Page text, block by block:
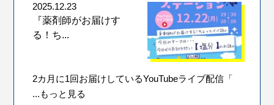
2025.12.23
『薬剤師がお届けす
る！ち...
2カ月に1回お届けしているYouTubeライブ配信「
...もっと見る